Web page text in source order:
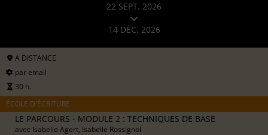
22 SEPT. 2026
14 DÉC. 2026
A DISTANCE
par email
30 h.
ÉCOLE D'ÉCRITURE
LE PARCOURS - MODULE 2 : TECHNIQUES DE BASE
avec Isabelle Agert, Isabelle Rossignol